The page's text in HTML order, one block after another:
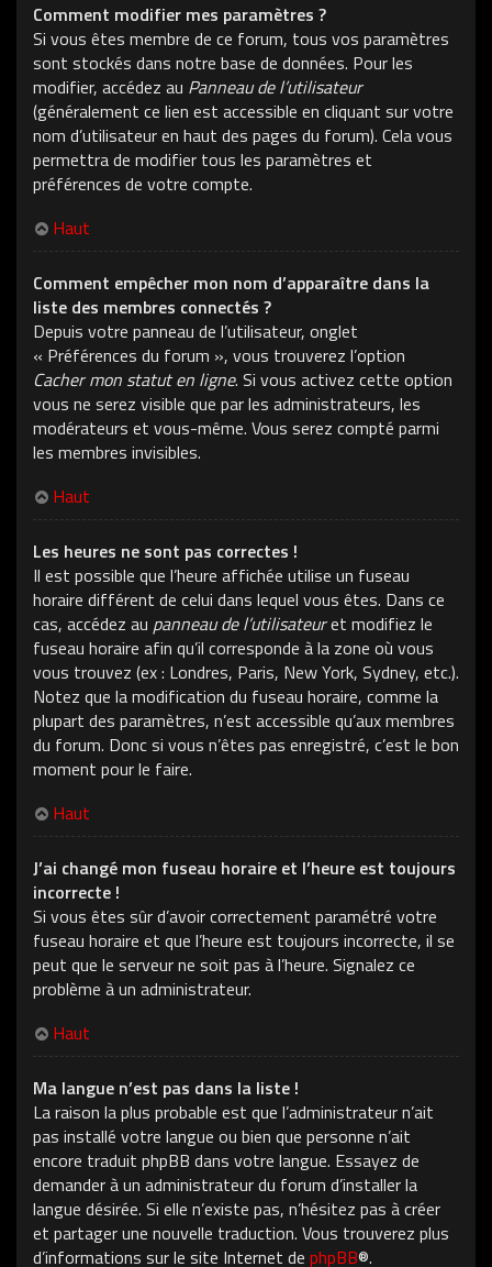
Comment modifier mes paramètres ?
Si vous êtes membre de ce forum, tous vos paramètres
sont stockés dans notre base de données. Pour les
modifier, accédez au Panneau de l’utilisateur
(généralement ce lien est accessible en cliquant sur votre
nom d’utilisateur en haut des pages du forum). Cela vous
permettra de modifier tous les paramètres et
préférences de votre compte.
Haut
Comment empêcher mon nom d’apparaître dans la
liste des membres connectés ?
Depuis votre panneau de l’utilisateur, onglet
« Préférences du forum », vous trouverez l’option
Cacher mon statut en ligne. Si vous activez cette option
vous ne serez visible que par les administrateurs, les
modérateurs et vous-même. Vous serez compté parmi
les membres invisibles.
Haut
Les heures ne sont pas correctes !
Il est possible que l’heure affichée utilise un fuseau
horaire différent de celui dans lequel vous êtes. Dans ce
cas, accédez au panneau de l’utilisateuret modifiez le
fuseau horaire afin qu’il corresponde à la zone où vous
vous trouvez (ex : Londres, Paris, New York, Sydney, etc.).
Notez que la modification du fuseau horaire, comme la
plupart des paramètres, n’est accessible qu’aux membres
du forum. Donc si vous n’êtes pas enregistré, c’est le bon
moment pour le faire.
Haut
J’ai changé mon fuseau horaire et l’heure est toujours
incorrecte !
Si vous êtes sûr d’avoir correctement paramétré votre
fuseau horaire et que l’heure est toujours incorrecte, il se
peut que le serveur ne soit pas à l’heure. Signalez ce
problème à un administrateur.
Haut
Ma langue n’est pas dans la liste !
La raison la plus probable est que l’administrateur n’ait
pas installé votre langue ou bien que personne n’ait
encore traduit phpBB dans votre langue. Essayez de
demander à un administrateur du forum d’installer la
langue désirée. Si elle n’existe pas, n’hésitez pas à créer
et partager une nouvelle traduction. Vous trouverez plus
d’informations sur le site Internet de phpBB®.